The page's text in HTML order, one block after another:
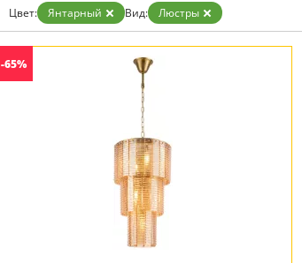
Бронза
Золото
Прозрачные
Цвет: Янтарный Вид: Люстры
-65%